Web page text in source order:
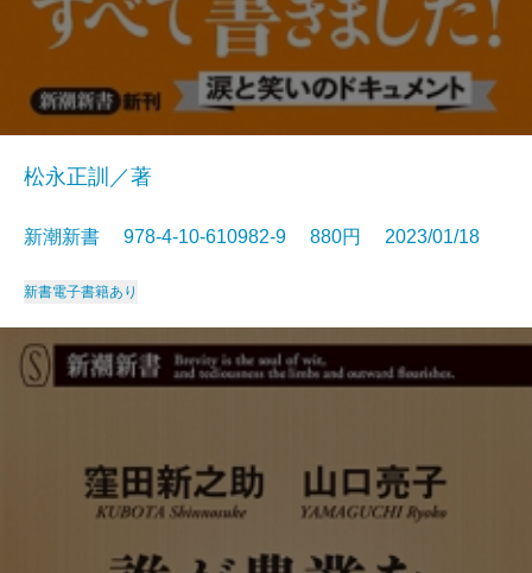
松永正訓／著
新潮新書 978-4-10-610982-9 880円 2023/01/18
新書電子書籍あり